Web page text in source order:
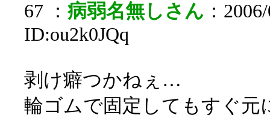
67 ： 病弱名無しさん ：
ID:ou2k0JQq
剥け癖つかねぇ…
輪ゴムで固定してもすぐ